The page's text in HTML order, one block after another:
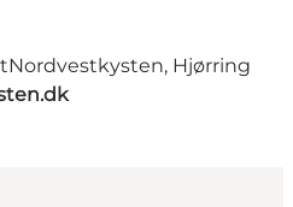
Hjørring